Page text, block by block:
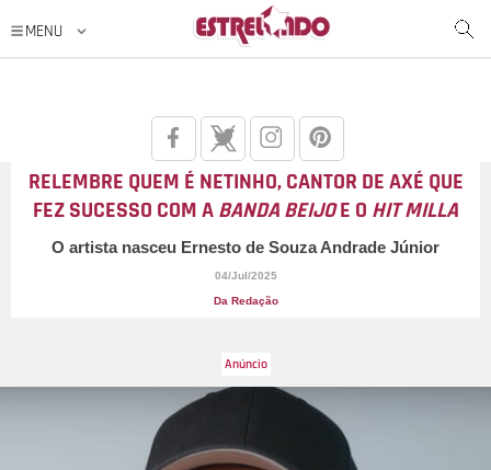
RELEMBRE QUEM É NETINHO, CANTOR DE AXÉ QUE
FEZ SUCESSO COM ABANDA BEIJOE O HIT MILLA
O artista nasceu Ernesto de Souza Andrade Júnior
04/Jul/2025
Da Redação